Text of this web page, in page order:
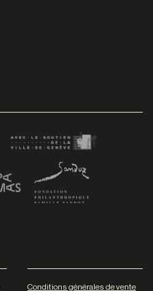
Conditions générales de vente